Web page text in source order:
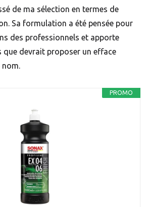
de ma sélection en termes de
Sa formulation a été pensée pour
des professionnels et apporte
devrait proposer un efface
nom.
PROMO